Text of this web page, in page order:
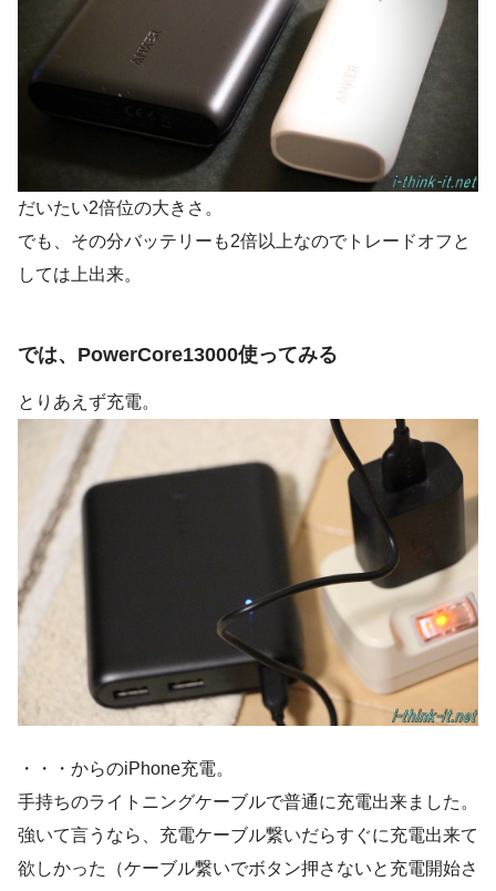
だいたい2倍位の大きさ。
でも、その分バッテリーも2倍以上なのでトレードオフと
しては上出来。
では、PowerCore13000使ってみる
とりあえず充電。
・・・からのiPhone充電。
手持ちのライトニングケーブルで普通に充電出来ました。
強いて言うなら、充電ケーブル繋いだらすぐに充電出来て
欲しかった（ケーブル繋いでボタン押さないと充電開始さ